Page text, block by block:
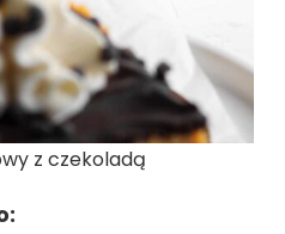
z czekoladą